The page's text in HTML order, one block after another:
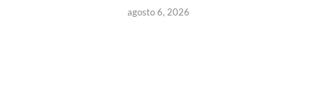
agosto 6, 2026